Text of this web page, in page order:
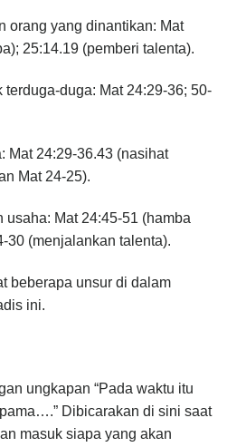
orang yang dinantikan: Mat
25:14.19 (pemberi talenta).
duga: Mat 24:29-36; 50-
Mat 24:29-36.43 (nasihat
Mat 24-25).
Mat 24:45-51 (hamba
30 (menjalankan talenta).
beberapa unsur di dalam
ini.
ungkapan “Pada waktu itu
Dibicarakan di sini saat
masuk siapa yang akan